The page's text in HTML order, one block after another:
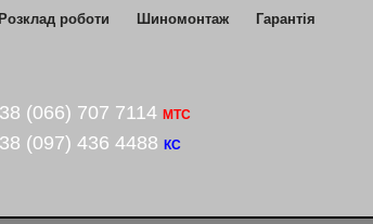
Розклад роботи Шиномонтаж Гарантія
(066) 707 7114 МТС
(097) 436 4488 КС